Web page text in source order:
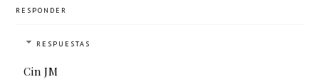
RESPONDER
RESPUESTAS
Cin JM